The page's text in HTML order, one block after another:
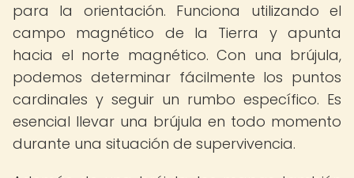
para la orientación. Funciona utilizando el
campo magnético de la Tierra y apunta
hacia el norte magnético. Con una brújula,
podemos determinar fácilmente los puntos
cardinales y seguir un rumbo específico. Es
esencial llevar una brújula en todo momento
durante una situación de supervivencia.